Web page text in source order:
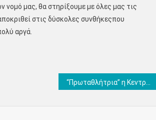
μας, θα στηρίξουμε με όλες μας τις
στις δύσκολες συνθήκεςπου
αργά.
“Πρωταθλήτρια” η Κεντρική Μακεδονία χθες στα πρόστιμα για μάσκες και αποστάσεις